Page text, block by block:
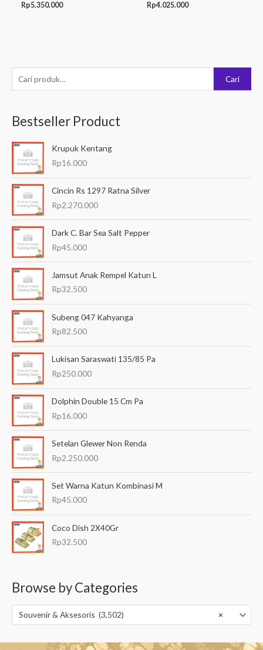
e
c
a
u
n
u
Cari
Bestseller Product
Krupuk Kentang
Rp16.000
Cincin Rs 1297 Ratna Silver
Rp2.270.000
Dark C. Bar Sea Salt Pepper
Rp45.000
Jamsut Anak Rempel Katun L
Rp32.500
Subeng 047 Kahyanga
Rp82.500
Lukisan Saraswati 135/85 Pa
Rp250.000
Dolphin Double 15 Cm Pa
Rp16.000
Setelan Glewer Non Renda
Rp2.250.000
Set Warna Katun Kombinasi M
Rp45.000
Coco Dish 2X40Gr
Rp32.500
Browse by Categories
×
Souvenir & Aksesoris (3,502)
Rp5.350.000 Rp4.025.000